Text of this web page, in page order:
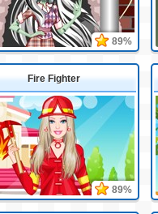
89%
Fire Fighter
89%